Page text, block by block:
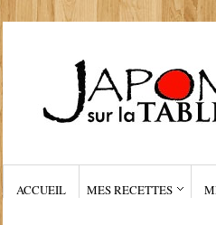
ACCUEIL MES RECETTES